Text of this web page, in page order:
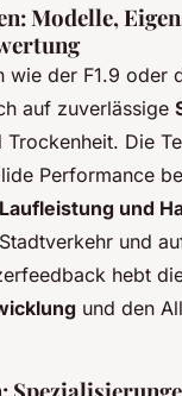
Modelle,
wie der F1.9 oder
auf zuverlässige
Trockenheit. Die
Performance
Laufleistung und
und
hebt
und den